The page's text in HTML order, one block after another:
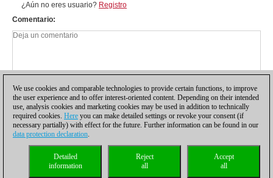
¿Aún no eres usuario? Registro
Comentario
Política de privacidad |Para contactar Cookies Management
Licencias
Compliance Hotline
We use cookies and comparable technologies to provide certain functions, to improve
the user experience and to offer interest-oriented content. Depending on their intended
use, analysis cookies and marketing cookies may be used in addition to technically
required cookies. Here you can make detailed settings or revoke your consent (if
necessary partially) with effect for the future. Further information can be found in our
data protection declaration.
Accept
all
Reject
all
Detailed
information